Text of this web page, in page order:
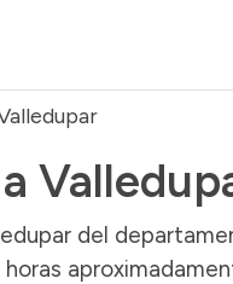
del